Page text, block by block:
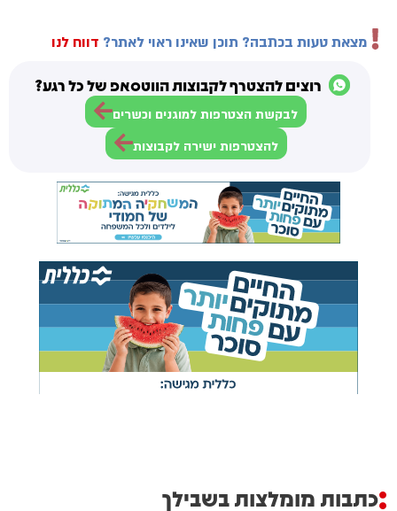
מצאת טעות בכתבה? תוכן שאינו ראוי לאתר? דווח לנו
רוצים להצטרף לקבוצות הווטסאפ של כל רגע?
לבקשת הצטרפות למוגנים וכשרים
להצטרפות ישירה לקבוצות
כתבות מומלצות בשבילך